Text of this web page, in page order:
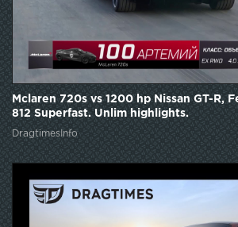
Mclaren 720s vs 1200 hp Nissan GT-R,
812 Superfast. Unlim highlights.
DragtimesInfo